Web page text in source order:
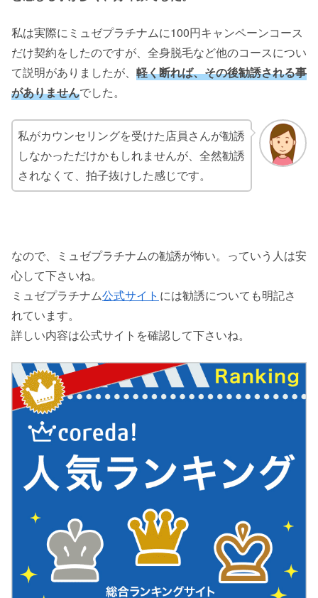
私は実際にミュゼプラチナムに100円キャンペーンコース
だけ契約をしたのですが、全身脱毛など他のコースについ
て説明がありましたが、 軽く断れば、その後勧誘される事
がありませんでした。
私がカウンセリングを受けた店員さんが勧誘
しなかっただけかもしれませんが、全然勧誘
されなくて、拍子抜けした感じです。
なので、ミュゼプラチナムの勧誘が怖い。っていう人は安
心して下さいね。
ミュゼプラチナム公式サイト には勧誘についても明記さ
れています。
詳しい内容は公式サイトを確認して下さいね。